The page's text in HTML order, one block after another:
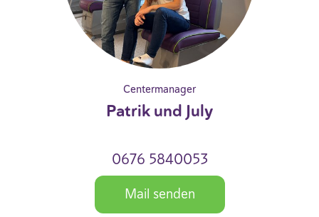
Centermanager
Patrik und July
0676 5840053
Mail senden